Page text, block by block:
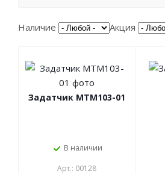
Наличие Акция
Задатчик МТМ103-01
В наличии
Арт.: 00128